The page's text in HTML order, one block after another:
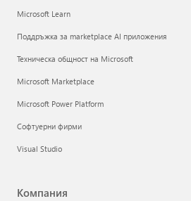
Microsoft Learn
Поддръжка за marketplace AI приложения
Техническа общност на Microsoft
Microsoft Marketplace
Microsoft Power Platform
Софтуерни фирми
Visual Studio
Компания